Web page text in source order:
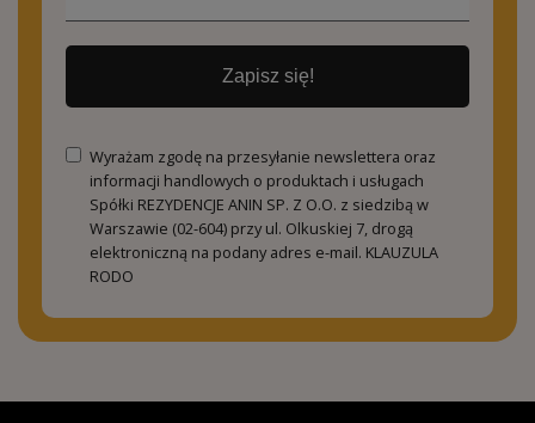
Zapisz się!
Wyrażam zgodę na przesyłanie newslettera oraz
informacji handlowych o produktach i usługach
Spółki REZYDENCJE ANIN SP. Z O.O. z siedzibą w
Warszawie (02-604) przy ul. Olkuskiej 7, drogą
elektroniczną na podany adres e-mail. KLAUZULA
RODO